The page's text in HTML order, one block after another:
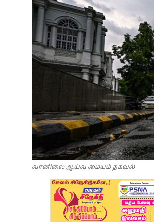
Spirituality
Politics
வானிலை ஆய்வு மையம் தகவல்